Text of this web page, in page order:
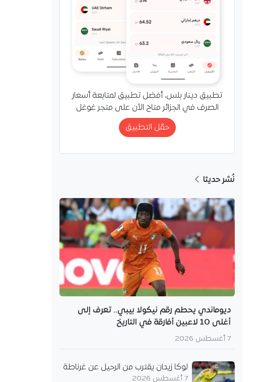
تطبيق دينار بلس، أفضل تطبيق لمتابعة أسعار
الصرف في الجزائر متاح الآن على متجر غوغل
حمّل التطبيق
نُشر حديثا
ديوماندي يحطم رقم نيكولا بيبي.. تعرف إلى
أغلى 10 لاعبين أفارقة في التاريخ
7 أغسطس 2026
لوكا زيدان يقترب من الرحيل عن غرناطة
7 أغسطس 2026